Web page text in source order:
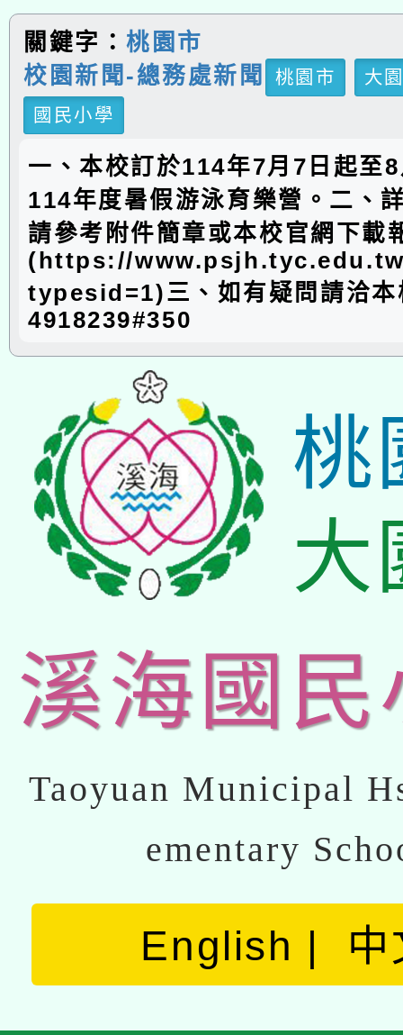
關鍵字：桃園市
校園新聞-總務處新聞
桃園市
大
國民小學
一、本校訂於114年7月7日起至
114年度暑假游泳育樂營。二、
請參考附件簡章或本校官網下載
(https://
typesid=1)三、如有疑問請洽本
4918239#350
桃
大
溪海國民
Taoyuan Municipal
ementary
English 中